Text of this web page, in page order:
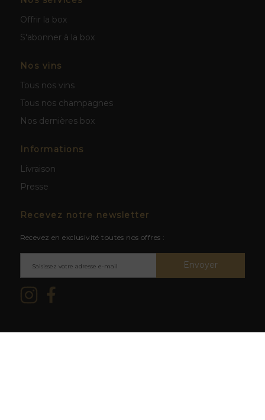
Offrir la box
S'abonner à la box
Nos vins
Tous nos vins
Tous nos champagnes
Nos dernières box
Informations
Livraison
Presse
Recevez notre newsletter
Recevez en exclusivité toutes nos offres :
Envoyer